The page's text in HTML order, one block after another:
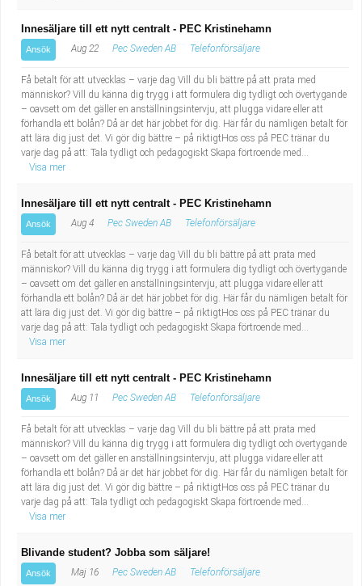
Innesäljare till ett nytt centralt - PEC Kristinehamn
Ansök Aug 22 Pec Sweden AB Telefonförsäljare
Få betalt för att utvecklas – varje dag Vill du bli bättre på att prata med
människor? Vill du känna dig trygg i att formulera dig tydligt och övertygande
– oavsett om det gäller en anställningsintervju, att plugga vidare eller att
förhandla ett bolån? Då är det här jobbet för dig. Här får du nämligen betalt för
att lära dig just det. Vi gör dig bättre – på riktigtHos oss på PEC tränar du
varje dag på att: Tala tydligt och pedagogiskt Skapa förtroende med...
Visa mer
Innesäljare till ett nytt centralt - PEC Kristinehamn
Ansök Aug 4 Pec Sweden AB Telefonförsäljare
Få betalt för att utvecklas – varje dag Vill du bli bättre på att prata med
människor? Vill du känna dig trygg i att formulera dig tydligt och övertygande
– oavsett om det gäller en anställningsintervju, att plugga vidare eller att
förhandla ett bolån? Då är det här jobbet för dig. Här får du nämligen betalt för
att lära dig just det. Vi gör dig bättre – på riktigtHos oss på PEC tränar du
varje dag på att: Tala tydligt och pedagogiskt Skapa förtroende med...
Visa mer
Innesäljare till ett nytt centralt - PEC Kristinehamn
Ansök Aug 11 Pec Sweden AB Telefonförsäljare
Få betalt för att utvecklas – varje dag Vill du bli bättre på att prata med
människor? Vill du känna dig trygg i att formulera dig tydligt och övertygande
– oavsett om det gäller en anställningsintervju, att plugga vidare eller att
förhandla ett bolån? Då är det här jobbet för dig. Här får du nämligen betalt för
att lära dig just det. Vi gör dig bättre – på riktigtHos oss på PEC tränar du
varje dag på att: Tala tydligt och pedagogiskt Skapa förtroende med...
Visa mer
Blivande student? Jobba som säljare!
Ansök Maj 16 Pec Sweden AB Telefonförsäljare